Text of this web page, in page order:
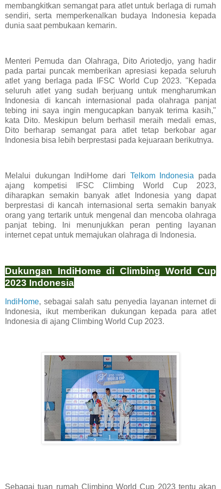
membangkitkan semangat para atlet untuk berlaga di rumah
sendiri, serta memperkenalkan budaya Indonesia kepada
dunia saat pembukaan kemarin.
Menteri Pemuda dan Olahraga, Dito Ariotedjo, yang hadir
pada partai puncak memberikan apresiasi kepada seluruh
atlet yang berlaga pada IFSC World Cup 2023. "Kepada
seluruh atlet yang sudah berjuang untuk mengharumkan
Indonesia di kancah internasional pada olahraga panjat
tebing ini saya ingin mengucapkan banyak terima kasih,"
kata Dito. Meskipun belum berhasil meraih medali emas,
Dito berharap semangat para atlet tetap berkobar agar
Indonesia bisa lebih berprestasi pada kejuaraan berikutnya.
Melalui dukungan IndiHome dari Telkom Indonesia pada
ajang kompetisi IFSC Climbing World Cup 2023,
diharapkan semakin banyak atlet Indonesia yang dapat
berprestasi di kancah internasional serta semakin banyak
orang yang tertarik untuk mengenal dan mencoba olahraga
panjat tebing. Ini menunjukkan peran penting layanan
internet cepat untuk memajukan olahraga di Indonesia.
Dukungan IndiHome di Climbing World Cup
2023 Indonesia
IndiHome, sebagai salah satu penyedia layanan internet di
Indonesia, ikut memberikan dukungan kepada para atlet
Indonesia di ajang Climbing World Cup 2023.
Sebagai tuan rumah Climbing World Cup 2023 tentu akan